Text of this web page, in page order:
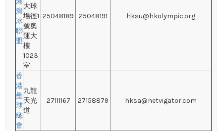
滑
冰
聯
盟
大球
場徑1
號奧
運大
樓
1023
室
25048189 25048191 hksu@hkolympic.org
香
港
壘
球
總
會
九龍
天光
道
27111167 27158879 hksa@netvigator.com